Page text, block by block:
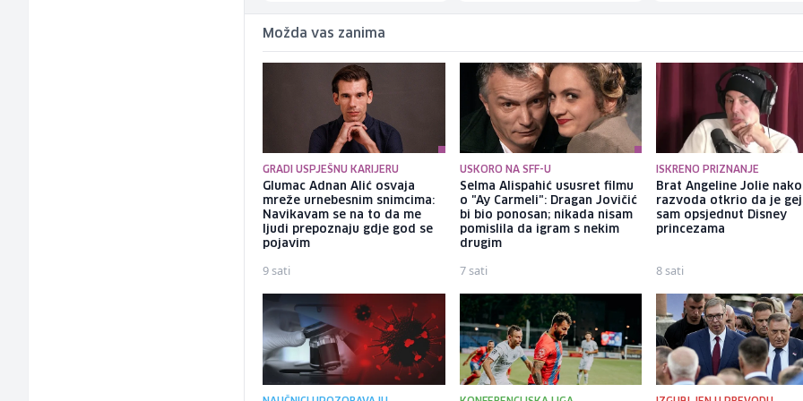
Možda vas zanima
GRADI USPJEŠNU KARIJERU
Glumac Adnan Alić osvaja
mreže urnebesnim snimcima:
Navikavam se na to da me
ljudi prepoznaju gdje god se
pojavim
9 sati
USKORO NA SFF-U
Selma Alispahić ususret filmu
o "Ay Carmeli": Dragan Jovičić
bi bio ponosan; nikada nisam
pomislila da igram s nekim
drugim
7 sati
ISKRENO PRIZNANJE
Brat Angeline Jolie
razvoda otkrio da je
sam opsjednut Disney
princezama
8 sati